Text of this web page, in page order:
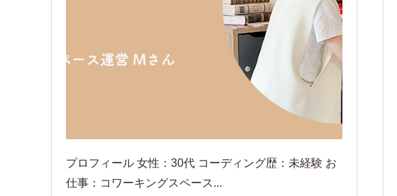
プロフィール 女性：30代 コーディング歴：未経験 お
仕事：コワーキングスペース...